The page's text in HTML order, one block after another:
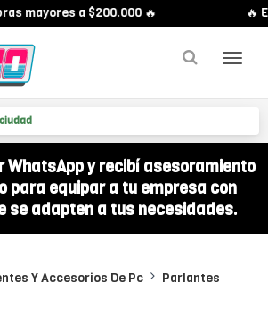
mayores a $200.000 🔥 🔥
WhatsApp y recibí asesoramiento
para equipar a tu empresa con
se adapten a tus necesidades.
Y Accesorios De Pc Parlantes